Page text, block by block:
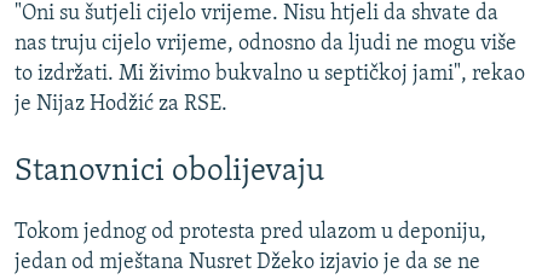
"Oni su šutjeli cijelo vrijeme. Nisu htjeli da shvate da
nas truju cijelo vrijeme, odnosno da ljudi ne mogu više
to izdržati. Mi živimo bukvalno u septičkoj jami", rekao
je Nijaz Hodžić za RSE.
Stanovnici obolijevaju
Tokom jednog od protesta pred ulazom u deponiju,
jedan od mještana Nusret Džeko izjavio je da se ne